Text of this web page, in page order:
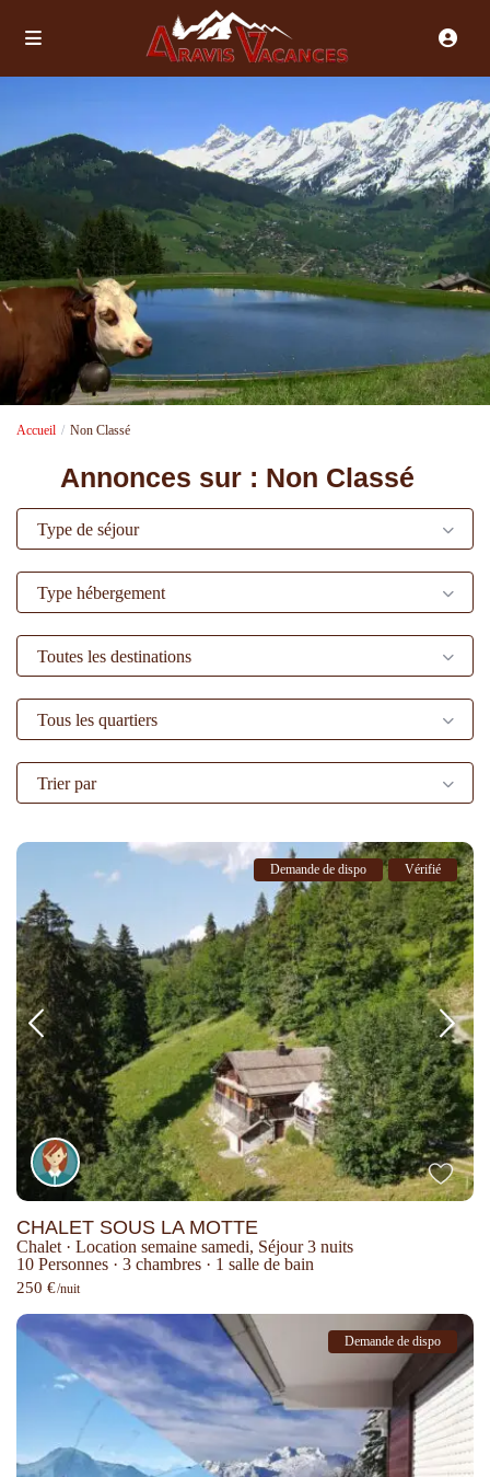
Accueil Non Classé
Annonces sur : Non Classé
Type de séjour
Type hébergement
Toutes les destinations
Tous les quartiers
Trier par
Demande de dispo Vérifié
CHALET SOUS LA MOTTE
Chalet · Location semaine samedi, Séjour 3 nuits
10 Personnes · 3 chambres · 1 salle de bain
250 €/nuit
Demande de dispo